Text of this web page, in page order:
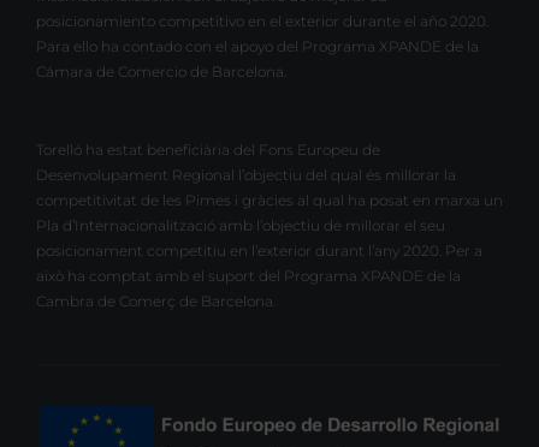
posicionamiento competitivo en el exterior durante el año 2020.
Para ello ha contado con el apoyo del Programa XPANDE de la
Cámara de Comercio de Barcelona.
Torelló ha estat beneficiària del Fons Europeu de
Desenvolupament Regional l’objectiu del qual és millorar la
competitivitat de les Pimes i gràcies al qual ha posat en marxa un
Pla d’Internacionalització amb l’objectiu de millorar el seu
posicionament competitiu en l’exterior durant l’any 2020. Per a
això ha comptat amb el suport del Programa XPANDE de la
Cambra de Comerç de Barcelona.